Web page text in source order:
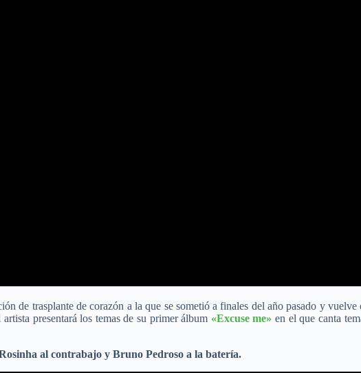
de trasplante de corazón a la que se sometió a finales del año pasado y
artista presentará los temas de su primer álbum «Excuse me» en el que canta
al contrabajo y Bruno Pedroso a la batería.